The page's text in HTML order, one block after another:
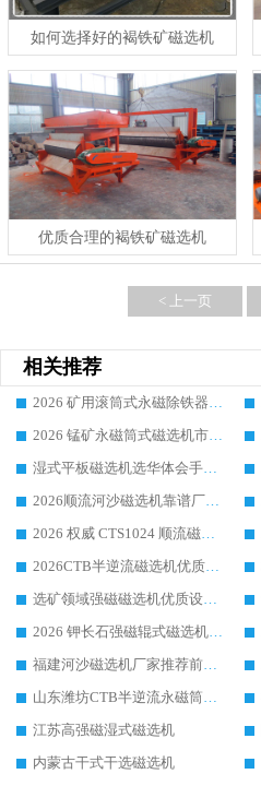
如何选择好的褐铁矿磁选机
优质合理的褐铁矿磁选机
< 上一页
相关推荐
2026 矿用滚筒式永磁除铁器厂家榜单 行业实力派源头厂商选购干货指南
2026 锰矿永磁筒式磁选机市场主流客户推荐生产厂家口碑精选
湿式平板磁选机选华体会手机网页版-华体会(中国) _2026靠谱厂家收获各地客户良好评价
2026顺流河沙磁选机靠谱厂家推荐 华体会手机网页版-华体会(中国) 实力口碑精选
2026 权威 CTS1024 顺流磁选机精选生产厂家优质设备推荐
2026CTB半逆流磁选机优质厂家推荐：华体会手机网页版-华体会(中国) ，行业标杆生产厂家
选矿领域强磁磁选机优质设备推荐榜 TOP1：潍坊华体会手机网页版-华体会(中国) 凭实力出圈
2026 钾长石强磁辊式磁选机靠谱厂家 TOP 榜：潍坊华体会手机网页版-华体会(中国) 凭硬核实力领跑行业
福建河沙磁选机厂家推荐前三，华体会手机网页版-华体会(中国) 磁选机解锁资源利用新路径
山东潍坊CTB半逆流永磁筒式河沙磁选机生产厂家如何高效除铁提纯
江苏高强磁湿式磁选机
内蒙古干式干选磁选机